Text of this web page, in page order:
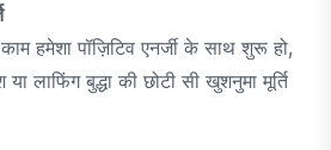
हमेशा पॉज़िटिव एनर्जी के साथ शुरू हो,
लाफिंग बुद्धा की छोटी सी खुशनुमा मूर्ति